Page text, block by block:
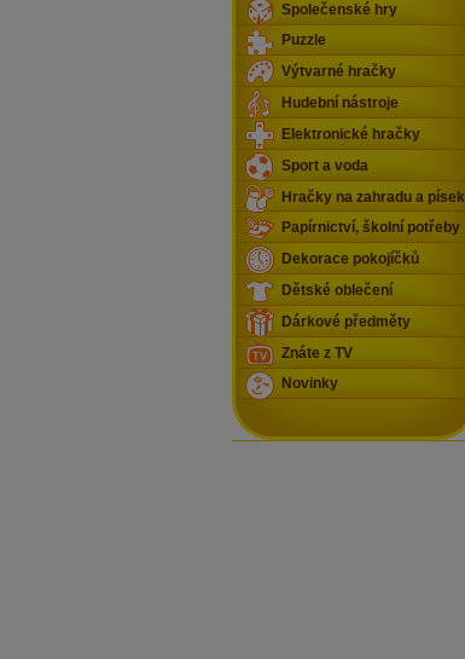
Společenské hry
Puzzle
Výtvarné hračky
Hudební nástroje
Elektronické hračky
Sport a voda
Hračky na zahradu a písek
Papírnictví, školní potřeby
Dekorace pokojíčků
Dětské oblečení
Dárkové předměty
Znáte z TV
Novinky